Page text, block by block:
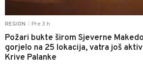
REGION Pre 3 h
Požari bukte širom Sjeverne
gorjelo na 25 lokacija, vatra još
Krive Palanke